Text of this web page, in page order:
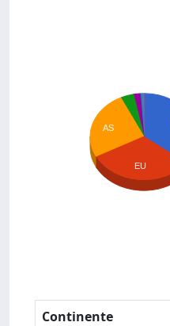
AS
EU
Continente